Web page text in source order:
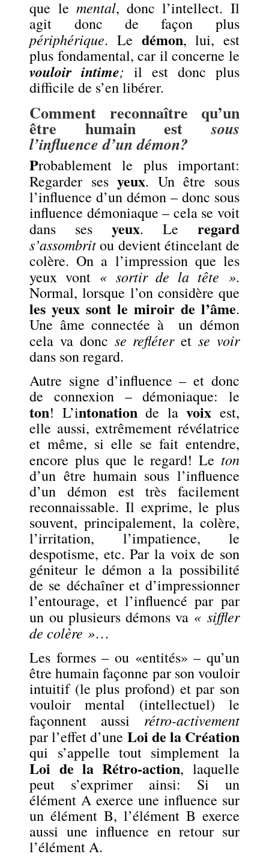
que le mental, donc l’intellect. Il
agit donc de façon plus
périphérique. Le démon, lui, est
plus fondamental, car il concerne le
vouloir intime; il est donc plus
difficile de s’en libérer.
Comment reconnaître qu’un
être humain estsous
l’influence d’un démon?
Probablement le plus important:
Regarder sesyeux. Un être sous
l’influence d’un démon – donc sous
influence démoniaque – cela se voit
dans ses yeux. Le regard
s’assombritou devient étincelant de
colère. On a l’impression que les
yeux vont « sortir de la tête ».
Normal, lorsque l’on considère que
les yeux sont le miroir de l’âme.
Une âme connectée à un démon
cela va donc se refléteret se voir
dans son regard.
Autre signe d’influence – et donc
de connexion – démoniaque: le
ton! L’intonationde lavoix est,
elle aussi, extrêmement révélatrice
et même, si elle se fait entendre,
encore plus que le regard! Le ton
d’un être humain sous l’influence
d’un démon est très facilement
reconnaissable. Il exprime, le plus
souvent, principalement, la colère,
l’irritation, l’impatience, le
despotisme, etc. Par la voix de son
géniteur le démon a la possibilité
de se déchaîner et d’impressionner
l’entourage, et l’influencé par par
un ou plusieurs démons va « siffler
de colère »…
Les formes – ou «entités» – qu’un
être humain façonne par son vouloir
intuitif (le plus profond) et par son
vouloir mental (intellectuel) le
façonnent aussi rétro-activement
par l’effet d’une Loi de la Création
qui s’appelle tout simplement la
Loi de la Rétro-action, laquelle
peut s’exprimer ainsi: Si un
élément A exerce une influence sur
un élément B, l’élément B exerce
aussi une influence en retour sur
l’élément A.